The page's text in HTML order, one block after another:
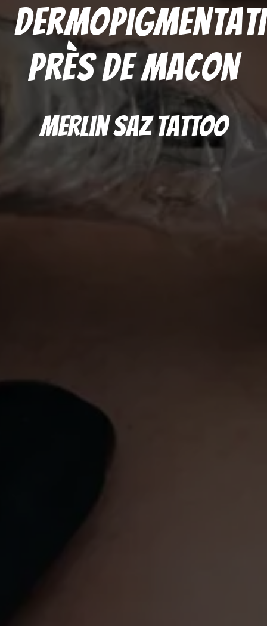
près de Macon
Merlin Saz Tattoo